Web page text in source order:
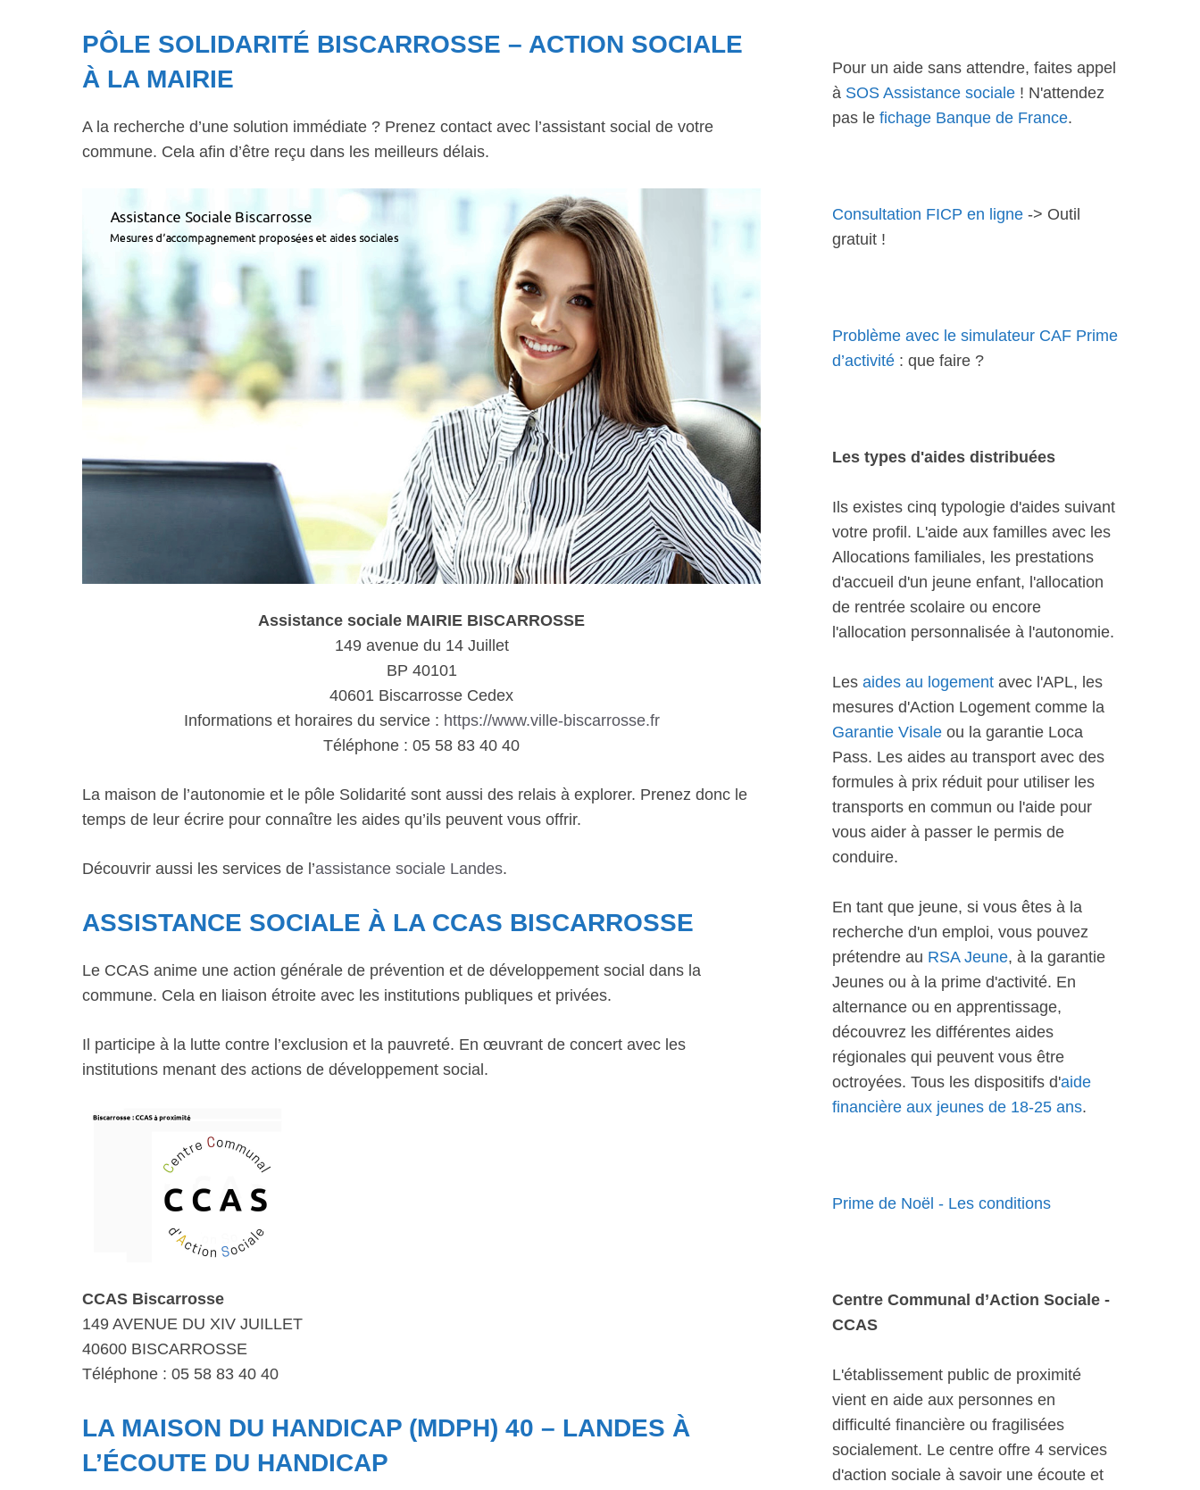
PÔLE SOLIDARITÉ BISCARROSSE – ACTION SOCIALE
À LA MAIRIE
A la recherche d’une solution immédiate ? Prenez contact avec l’assistant social de votre
commune. Cela afin d’être reçu dans les meilleurs délais.
Assistance sociale MAIRIE BISCARROSSE
149 avenue du 14 Juillet
BP 40101
40601 Biscarrosse Cedex
Informations et horaires du service : https://www.ville-biscarrosse.fr
Téléphone : 05 58 83 40 40
La maison de l’autonomie et le pôle Solidarité sont aussi des relais à explorer. Prenez donc le
temps de leur écrire pour connaître les aides qu’ils peuvent vous offrir.
Découvrir aussi les services de l’assistance sociale Landes.
ASSISTANCE SOCIALE À LA CCAS BISCARROSSE
Le CCAS anime une action générale de prévention et de développement social dans la
commune. Cela en liaison étroite avec les institutions publiques et privées.
Il participe à la lutte contre l’exclusion et la pauvreté. En œuvrant de concert avec les
institutions menant des actions de développement social.
CCAS Biscarrosse
149 AVENUE DU XIV JUILLET
40600 BISCARROSSE
Téléphone : 05 58 83 40 40
LA MAISON DU HANDICAP (MDPH) 40 – LANDES À
L’ÉCOUTE DU HANDICAP
Pour un aide sans attendre, faites appel
à SOS Assistance sociale ! N'attendez
pas le fichage Banque de France.
Consultation FICP en ligne -> Outil
gratuit !
Problème avec le simulateur CAF Prime
d’activité : que faire ?
Les types d'aides distribuées
Ils existes cinq typologie d'aides suivant
votre profil. L'aide aux familles avec les
Allocations familiales, les prestations
d'accueil d'un jeune enfant, l'allocation
de rentrée scolaire ou encore
l'allocation personnalisée à l'autonomie.
Les aides au logement avec l'APL, les
mesures d'Action Logement comme la
Garantie Visale ou la garantie Loca
Pass. Les aides au transport avec des
formules à prix réduit pour utiliser les
transports en commun ou l'aide pour
vous aider à passer le permis de
conduire.
En tant que jeune, si vous êtes à la
recherche d'un emploi, vous pouvez
prétendre au RSA Jeune, à la garantie
Jeunes ou à la prime d'activité. En
alternance ou en apprentissage,
découvrez les différentes aides
régionales qui peuvent vous être
octroyées. Tous les dispositifs d'aide
financière aux jeunes de 18-25 ans.
Prime de Noël - Les conditions
Centre Communal d’Action Sociale -
CCAS
L'établissement public de proximité
vient en aide aux personnes en
difficulté financière ou fragilisées
socialement. Le centre offre 4 services
d'action sociale à savoir une écoute et